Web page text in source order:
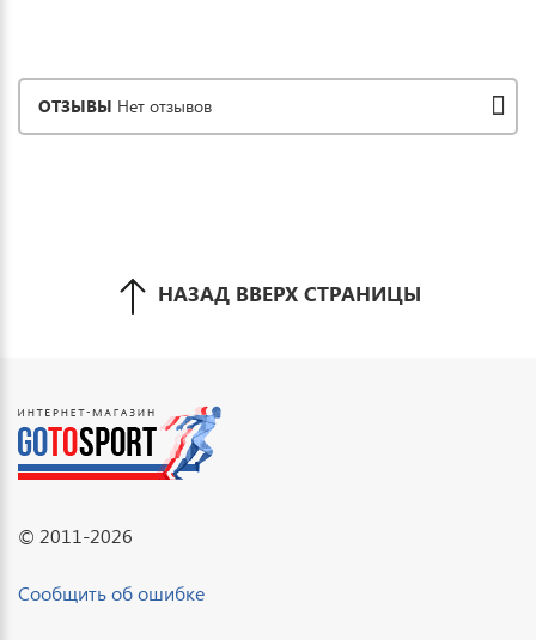
ОТЗЫВЫ Нет отзывов
НАЗАД ВВЕРХ СТРАНИЦЫ
© 2011-2026
Сообщить об ошибке